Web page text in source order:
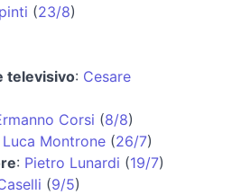
(23/8)
televisivo: Cesare
Corsi (8/8)
Luca Montrone (26/7)
: Pietro Lunardi (19/7)
(9/5)